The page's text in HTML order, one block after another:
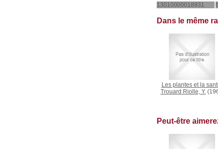
13010000018931
Dans le même
Les plantes et la
Trouard Riolle, Y.
Peut-être